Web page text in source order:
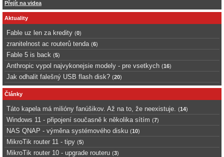
Přejít na videa
Aktuality
Fable uz len za kredity (0)
zranitelnost ac routerů tenda (6)
Fable 5 is back (5)
Anthropic vypol najvykonejsie modely - pre vsetkych (16)
Jak odhalit falešný USB flash disk? (20)
Články
Táto kapela má milióny fanúšikov. Až na to, že neexistuje. (14)
Windows 11 - připojení současně k několika sítím (7)
NAS QNAP - výměna systémového disku (10)
MikroTik router 11 - tipy (5)
MikroTik router 10 - upgrade routeru (3)